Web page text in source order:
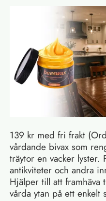
139 kr med fri frakt
vårdande bivax som
träytor en vacker lyster.
antikviteter och andra
Hjälper till att framhäva
vårda ytan på ett enkelt